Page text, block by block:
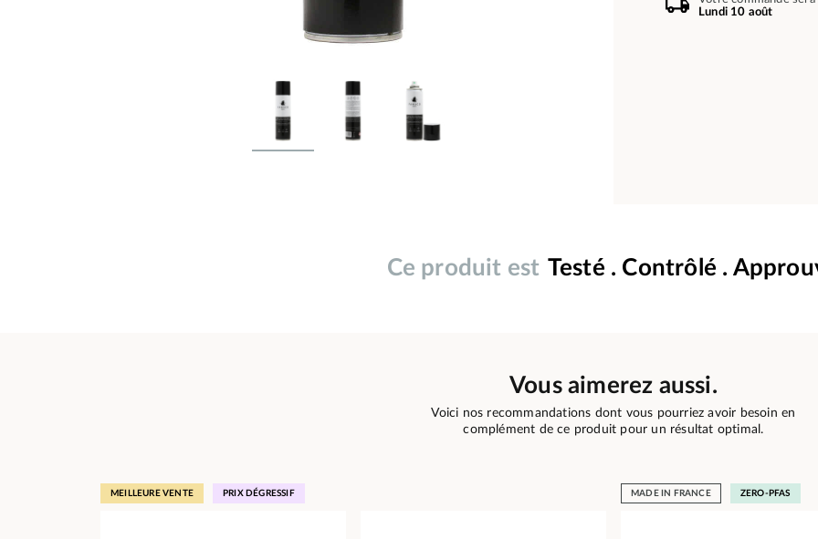
Lundi 10 août
Ce produit est Testé . Contrôlé .
Vous aimerez aussi.
Voici nos recommandations dont vous pourriez avoir besoin en
complément de ce produit pour un résultat optimal.
MEILLEURE VENTE PRIX DÉGRESSIF MADE IN FRANCE ZERO-PFAS